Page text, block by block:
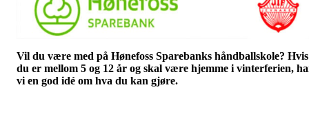
Vil du være med på Hønefoss Sparebanks håndballskole? Hvis
du er mellom 5 og 12 år og skal være hjemme i vinterferien,
vi en god idé om hva du kan gjøre.